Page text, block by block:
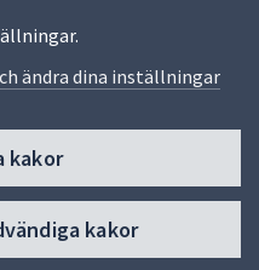
ändra dina inställningar
kakor
kakor
följa oss